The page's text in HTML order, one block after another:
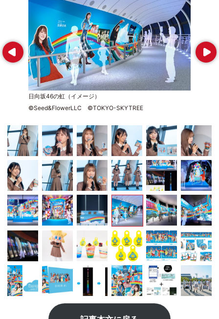
Prev
日向坂46の虹（イメージ）
©Seed&FlowerLLC ©TOKYO-SKYTREE
Next